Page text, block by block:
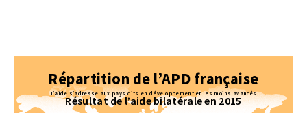
Répartition de l’APD française
L’aide s’adresse aux pays dits en développement et les moins avancés
Résultat de l’aide bilatérale en 2015